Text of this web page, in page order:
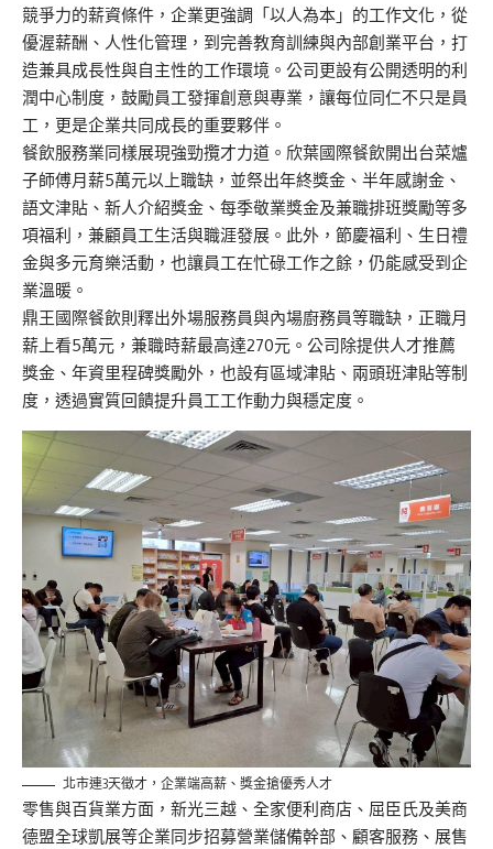
競爭力的薪資條件，企業更強調「以人為本」的工作文化，從
優渥薪酬、人性化管理，到完善教育訓練與內部創業平台，打
造兼具成長性與自主性的工作環境。公司更設有公開透明的利
潤中心制度，鼓勵員工發揮創意與專業，讓每位同仁不只是員
工，更是企業共同成長的重要夥伴。
餐飲服務業同樣展現強勁攬才力道。欣葉國際餐飲開出台菜爐
子師傅月薪5萬元以上職缺，並祭出年終獎金、半年感謝金、
語文津貼、新人介紹獎金、每季敬業獎金及兼職排班獎勵等多
項福利，兼顧員工生活與職涯發展。此外，節慶福利、生日禮
金與多元育樂活動，也讓員工在忙碌工作之餘，仍能感受到企
業溫暖。
鼎王國際餐飲則釋出外場服務員與內場廚務員等職缺，正職月
薪上看5萬元，兼職時薪最高達270元。公司除提供人才推薦
獎金、年資里程碑獎勵外，也設有區域津貼、兩頭班津貼等制
度，透過實質回饋提升員工工作動力與穩定度。
北市連3天徵才，企業端高薪、獎金搶優秀人才
零售與百貨業方面，新光三越、全家便利商店、屈臣氏及美商
德盟全球凱展等企業同步招募營業儲備幹部、顧客服務、展售